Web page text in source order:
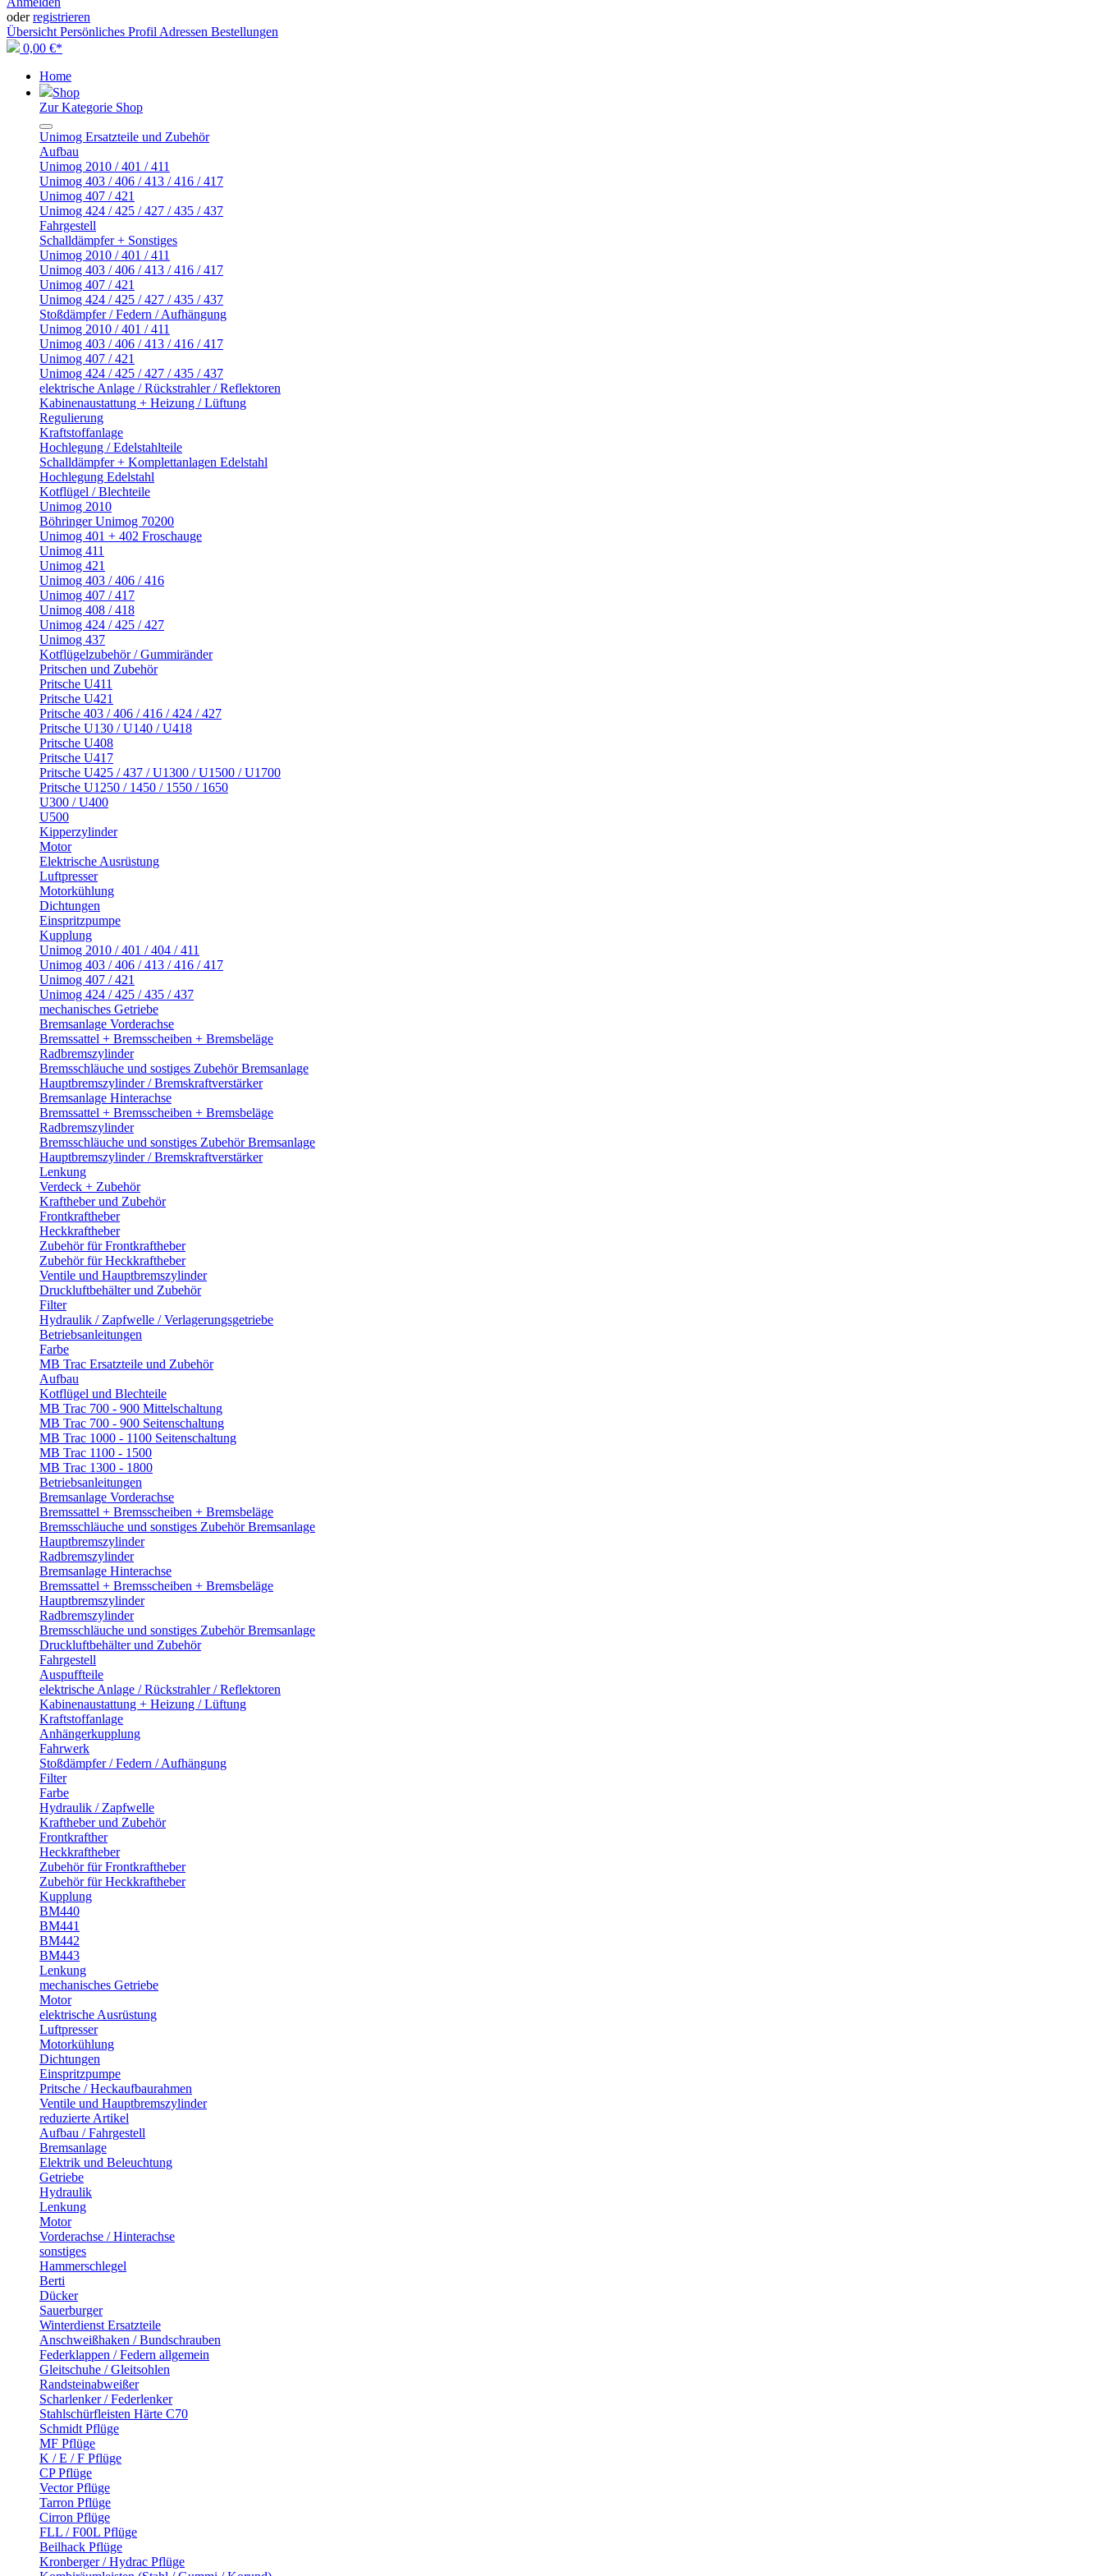
oderregistrieren
Übersicht Persönliches Profil Adressen Bestellungen
0,00 €*
Home
Shop
Zur Kategorie Shop
Unimog Ersatzteile und Zubehör
Aufbau
Unimog 2010 / 401 / 411
Unimog 403 / 406 / 413 / 416 / 417
Unimog 407 / 421
Unimog 424 / 425 / 427 / 435 / 437
Fahrgestell
Schalldämpfer + Sonstiges
Unimog 2010 / 401 / 411
Unimog 403 / 406 / 413 / 416 / 417
Unimog 407 / 421
Unimog 424 / 425 / 427 / 435 / 437
Stoßdämpfer / Federn / Aufhängung
Unimog 2010 / 401 / 411
Unimog 403 / 406 / 413 / 416 / 417
Unimog 407 / 421
Unimog 424 / 425 / 427 / 435 / 437
elektrische Anlage / Rückstrahler / Reflektoren
Kabinenaustattung + Heizung / Lüftung
Regulierung
Kraftstoffanlage
Hochlegung / Edelstahlteile
Schalldämpfer + Komplettanlagen Edelstahl
Hochlegung Edelstahl
Kotflügel / Blechteile
Unimog 2010
Böhringer Unimog 70200
Unimog 401 + 402 Froschauge
Unimog 411
Unimog 421
Unimog 403 / 406 / 416
Unimog 407 / 417
Unimog 408 / 418
Unimog 424 / 425 / 427
Unimog 437
Kotflügelzubehör / Gummiränder
Pritschen und Zubehör
Pritsche U411
Pritsche U421
Pritsche 403 / 406 / 416 / 424 / 427
Pritsche U130 / U140 / U418
Pritsche U408
Pritsche U417
Pritsche U425 / 437 / U1300 / U1500 / U1700
Pritsche U1250 / 1450 / 1550 / 1650
U300 / U400
U500
Kipperzylinder
Motor
Elektrische Ausrüstung
Luftpresser
Motorkühlung
Dichtungen
Einspritzpumpe
Kupplung
Unimog 2010 / 401 / 404 / 411
Unimog 403 / 406 / 413 / 416 / 417
Unimog 407 / 421
Unimog 424 / 425 / 435 / 437
mechanisches Getriebe
Bremsanlage Vorderachse
Bremssattel + Bremsscheiben + Bremsbeläge
Radbremszylinder
Bremsschläuche und sostiges Zubehör Bremsanlage
Hauptbremszylinder / Bremskraftverstärker
Bremsanlage Hinterachse
Bremssattel + Bremsscheiben + Bremsbeläge
Radbremszylinder
Bremsschläuche und sonstiges Zubehör Bremsanlage
Hauptbremszylinder / Bremskraftverstärker
Lenkung
Verdeck + Zubehör
Kraftheber und Zubehör
Frontkraftheber
Heckkraftheber
Zubehör für Frontkraftheber
Zubehör für Heckkraftheber
Ventile und Hauptbremszylinder
Druckluftbehälter und Zubehör
Filter
Hydraulik / Zapfwelle / Verlagerungsgetriebe
Betriebsanleitungen
Farbe
MB Trac Ersatzteile und Zubehör
Aufbau
Kotflügel und Blechteile
MB Trac 700 - 900 Mittelschaltung
MB Trac 700 - 900 Seitenschaltung
MB Trac 1000 - 1100 Seitenschaltung
MB Trac 1100 - 1500
MB Trac 1300 - 1800
Betriebsanleitungen
Bremsanlage Vorderachse
Bremssattel + Bremsscheiben + Bremsbeläge
Bremsschläuche und sonstiges Zubehör Bremsanlage
Hauptbremszylinder
Radbremszylinder
Bremsanlage Hinterachse
Bremssattel + Bremsscheiben + Bremsbeläge
Hauptbremszylinder
Radbremszylinder
Bremsschläuche und sonstiges Zubehör Bremsanlage
Druckluftbehälter und Zubehör
Fahrgestell
Auspuffteile
elektrische Anlage / Rückstrahler / Reflektoren
Kabinenaustattung + Heizung / Lüftung
Kraftstoffanlage
Anhängerkupplung
Fahrwerk
Stoßdämpfer / Federn / Aufhängung
Filter
Farbe
Hydraulik / Zapfwelle
Kraftheber und Zubehör
Frontkrafther
Heckkraftheber
Zubehör für Frontkraftheber
Zubehör für Heckkraftheber
Kupplung
BM440
BM441
BM442
BM443
Lenkung
mechanisches Getriebe
Motor
elektrische Ausrüstung
Luftpresser
Motorkühlung
Dichtungen
Einspritzpumpe
Pritsche / Heckaufbaurahmen
Ventile und Hauptbremszylinder
reduzierte Artikel
Aufbau / Fahrgestell
Bremsanlage
Elektrik und Beleuchtung
Getriebe
Hydraulik
Lenkung
Motor
Vorderachse / Hinterachse
sonstiges
Hammerschlegel
Berti
Dücker
Sauerburger
Winterdienst Ersatzteile
Anschweißhaken / Bundschrauben
Federklappen / Federn allgemein
Gleitschuhe / Gleitsohlen
Randsteinabweißer
Scharlenker / Federlenker
Stahlschürfleisten Härte C70
Schmidt Pflüge
MF Pflüge
K / E / F Pflüge
CP Pflüge
Vector Pflüge
Tarron Pflüge
Cirron Pflüge
FLL / F00L Pflüge
Beilhack Pflüge
Kronberger / Hydrac Pflüge